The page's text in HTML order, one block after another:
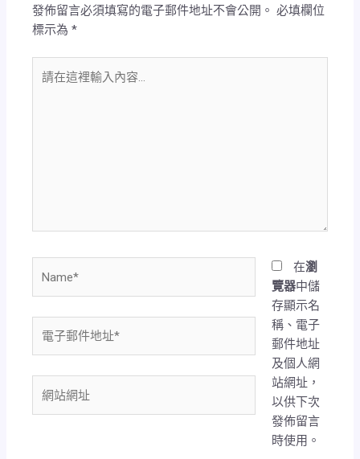
發佈留言必須填寫的電子郵件地址不會公開。 必填欄位
標示為*
在
子
地
站
在瀏
覽器中儲
存顯示名
稱、電子
郵件地址
及個人網
站網址，
以供下次
發佈留言
時使用。